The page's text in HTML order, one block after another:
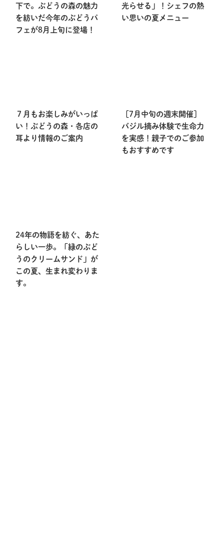
下で。ぶどうの森の魅力
を紡いだ今年のぶどうパ
フェが8月上旬に登場！
光らせる」！シェフの熱
い思いの夏メニュー
７月もお楽しみがいっぱ
い！ぶどうの森・各店の
耳より情報のご案内
［7月中旬の週末開催］
バジル摘み体験で生命力
を実感！親子でのご参加
もおすすめです
24年の物語を紡ぐ、あた
らしい一歩。「緑のぶど
うのクリームサンド」が
この夏、生まれ変わりま
す。